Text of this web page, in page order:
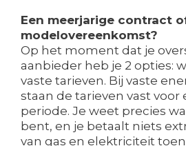
Een meerjarige contract
modelovereenkomst?
Op het moment dat je
aanbieder heb je 2 opties:
vaste tarieven. Bij vaste
staan de tarieven vast voor
periode. Je weet precies
bent, en je betaalt niets
van gas en elektriciteit